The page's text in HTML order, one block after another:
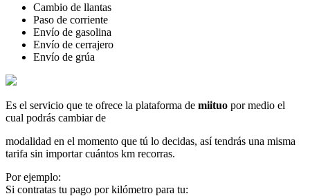
Cambio de llantas
Paso de corriente
Envío de gasolina
Envío de cerrajero
Envío de grúa
Es el servicio que te ofrece la plataforma de miituo por medio el
cual podrás cambiar de
modalidad en el momento que tú lo decidas, así tendrás una misma
tarifa sin importar cuántos km recorras.
Por ejemplo:
Si contratas tu pago por kilómetro para tu: